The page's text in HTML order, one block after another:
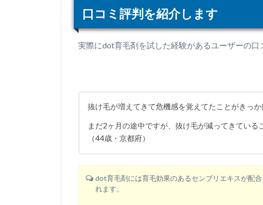
口コミ評判を紹介します
実際にdot育毛剤を試した経験があるユーザーの口
抜け毛が増えてきて危機感を覚えてたことがきっか
まだ2ヶ月の途中ですが、抜け毛が減ってきている
（44歳・京都府）
dot育毛剤には育毛効果のあるセンブリエキスが配
れます。